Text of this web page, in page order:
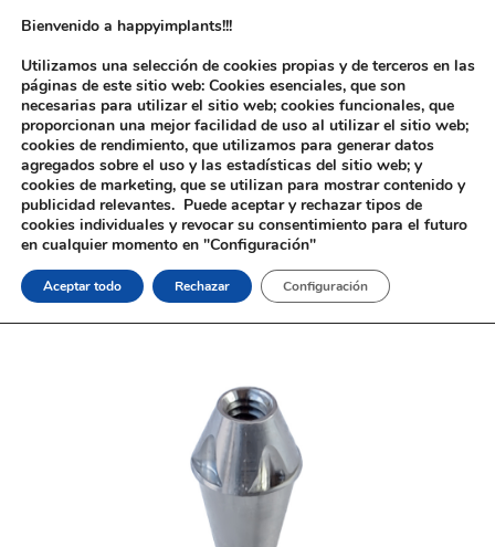
Inicio/Implantología/Aditamentos Analógicos/Astra®
Osseospeed®/ Pilar Cónico 20º Astra® Osseospeed®
Bienvenido a happyimplants!!!
Utilizamos una selección de cookies propias y de terceros en las
páginas de este sitio web: Cookies esenciales, que son
necesarias para utilizar el sitio web; cookies funcionales, que
proporcionan una mejor facilidad de uso al utilizar el sitio web;
cookies de rendimiento, que utilizamos para generar datos
agregados sobre el uso y las estadísticas del sitio web; y
cookies de marketing, que se utilizan para mostrar contenido y
publicidad relevantes. Puede aceptar y rechazar tipos de
cookies individuales y revocar su consentimiento para el futuro
en cualquier momento en "Configuración"
Aceptar todo Rechazar Configuración